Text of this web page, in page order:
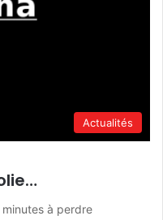
Actualités
à perdre